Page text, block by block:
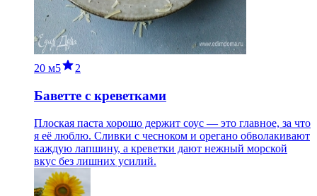
20 м5 2
Баветте с креветками
Плоская паста хорошо держит соус — это главное, за что
я её люблю. Сливки с чесноком и орегано обволакивают
каждую лапшину, а креветки дают нежный морской
вкус без лишних усилий.